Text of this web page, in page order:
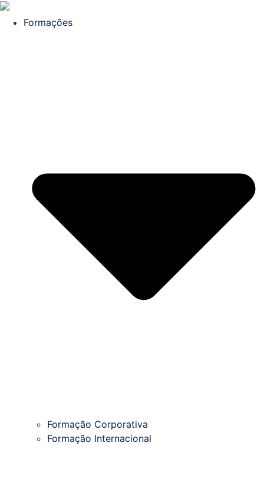
Formações
Formação Corporativa
Formação Internacional